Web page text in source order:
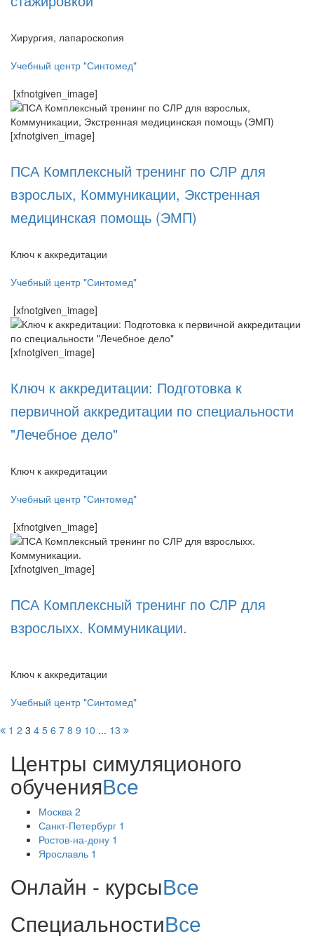
Хирургия, лапароскопия
Учебный центр "Синтомед"
[xfnotgiven_image]
[xfnotgiven_image]
ПСА Комплексный тренинг по СЛР для
взрослых, Коммуникации, Экстренная
медицинская помощь (ЭМП)
Ключ к аккредитации
Учебный центр "Синтомед"
[xfnotgiven_image]
[xfnotgiven_image]
Ключ к аккредитации: Подготовка к
первичной аккредитации по специальности
"Лечебное дело"
Ключ к аккредитации
Учебный центр "Синтомед"
[xfnotgiven_image]
[xfnotgiven_image]
ПСА Комплексный тренинг по СЛР для
взрослыхх. Коммуникации.
Ключ к аккредитации
Учебный центр "Синтомед"
1 2 3 4 5 6 7 8 9 10 ... 13
Центры симуляционого
обученияВсе
Москва 2
Санкт-Петербург 1
Ростов-на-дону 1
Ярославль 1
Онлайн - курсыВсе
СпециальностиВсе